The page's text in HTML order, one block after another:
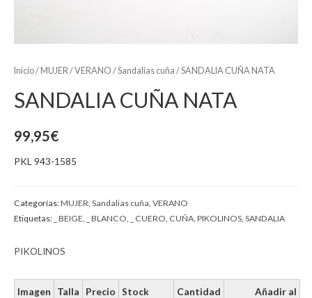
Inicio/ MUJER /VERANO /Sandalias cuña / SANDALIA CUÑA NATA
SANDALIA CUÑA NATA
99,95€
PKL 943-1585
Categorías:MUJER Sandalias cuña VERANO
Etiquetas: _ BEIGE _ BLANCO _ CUERO CUÑA PIKOLINOS SANDALIA
PIKOLINOS
Imagen Talla Precio Stock Cantidad
Añadir al